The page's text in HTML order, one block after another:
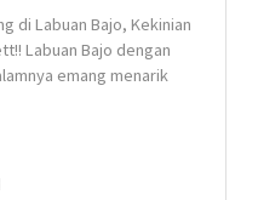
di Labuan Bajo, Kekinian
Labuan Bajo dengan
emang menarik